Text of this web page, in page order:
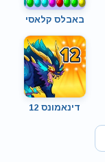
באבלס קלאסי
דינאמונס 12